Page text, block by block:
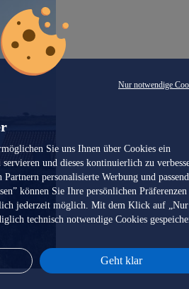
Nur notwendige
Sie uns Ihnen über Cookies ein
servieren und dieses kontinuierlich zu
personalisierte Werbung und
können Sie Ihre persönlichen Präferenzen
jederzeit möglich. Mit dem Klick auf „Nur
technisch notwendige Cookies
Geht klar